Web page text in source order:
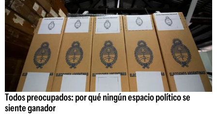
Todos preocupados: por qué ningún espacio político se
siente ganador